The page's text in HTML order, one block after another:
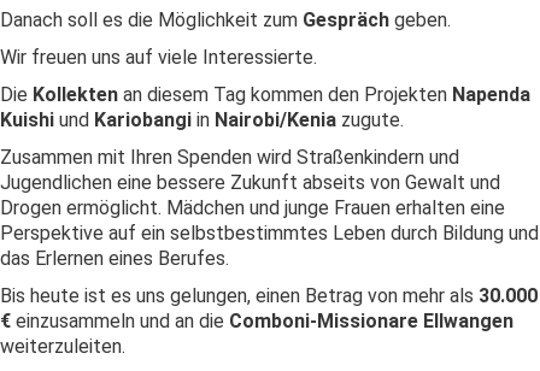
Danach soll es die Möglichkeit zum Gespräch geben.
Wir freuen uns auf viele Interessierte.
Die Kollekten an diesem Tag kommen den Projekten Napenda
Kuishi und Kariobangi in Nairobi/Kenia zugute.
Zusammen mit Ihren Spenden wird Straßenkindern und
Jugendlichen eine bessere Zukunft abseits von Gewalt und
Drogen ermöglicht. Mädchen und junge Frauen erhalten eine
Perspektive auf ein selbstbestimmtes Leben durch Bildung und
das Erlernen eines Berufes.
Bis heute ist es uns gelungen, einen Betrag von mehr als 30.000
€ einzusammeln und an die Comboni-Missionare Ellwangen
weiterzuleiten.